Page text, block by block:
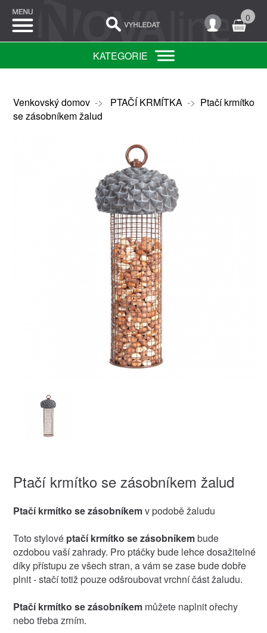
0
KATEGORIE
Venkovský domov-> PTAČÍ KRMÍTKA-> Ptačí krmítko
se zásobníkem žalud
Ptačí krmítko se zásobníkem žalud
Ptačí krmítko se zásobníkemv podobě žaludu
Toto stylové ptačí krmítko se zásobníkembude
ozdobou vaší zahrady. Pro ptáčky bude lehce dosažitelné
díky přístupu ze všech stran, a vám se zase bude dobře
plnit - stačí totiž pouze odšroubovat vrchní část žaludu.
Ptačí krmítko se zásobníkemmůžete naplnit ořechy
nebo třeba zrním.